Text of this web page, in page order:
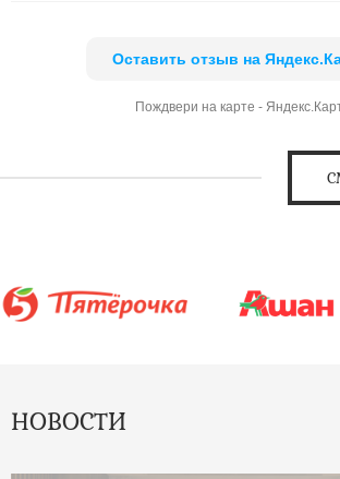
Оставить отзыв на
Пождвери на карте -
НОВОСТИ